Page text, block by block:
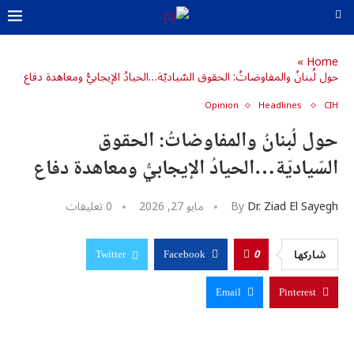
Home
»
حول لُبنانُ والمفاوضاتُ: الحقوق السّياديّة…الحيادُ الإيجابيُّ ومعاهدة دفاع
CIH
Headlines
Opinion
حول لُبنانُ والمفاوضاتُ: الحقوق
السّياديّة…الحيادُ الإيجابيُّ ومعاهدة دفاع
ByDr. Ziad El Sayegh مايو 27, 2026 0 تعليقات
شاركها 0
Facebook
Twitter
Pinterest
Email
U0633U0627U062EU0646
U0645U064FU062DU062FU0651U062B